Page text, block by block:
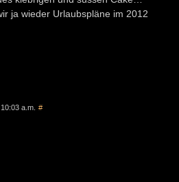
ja wieder Urlaubspläne im 2012
a.m. #